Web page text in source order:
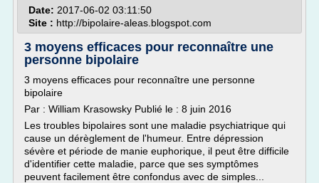
Date: 2017-06-02 03:11:50
Site : http://bipolaire-aleas.blogspot.com
3 moyens efficaces pour reconnaître une
personne bipolaire
3 moyens efficaces pour reconnaître une personne
bipolaire
Par : William Krasowsky Publié le : 8 juin 2016
Les troubles bipolaires sont une maladie psychiatrique qui
cause un dérèglement de l'humeur. Entre dépression
sévère et période de manie euphorique, il peut être difficile
d'identifier cette maladie, parce que ses symptômes
peuvent facilement être confondus avec de simples...